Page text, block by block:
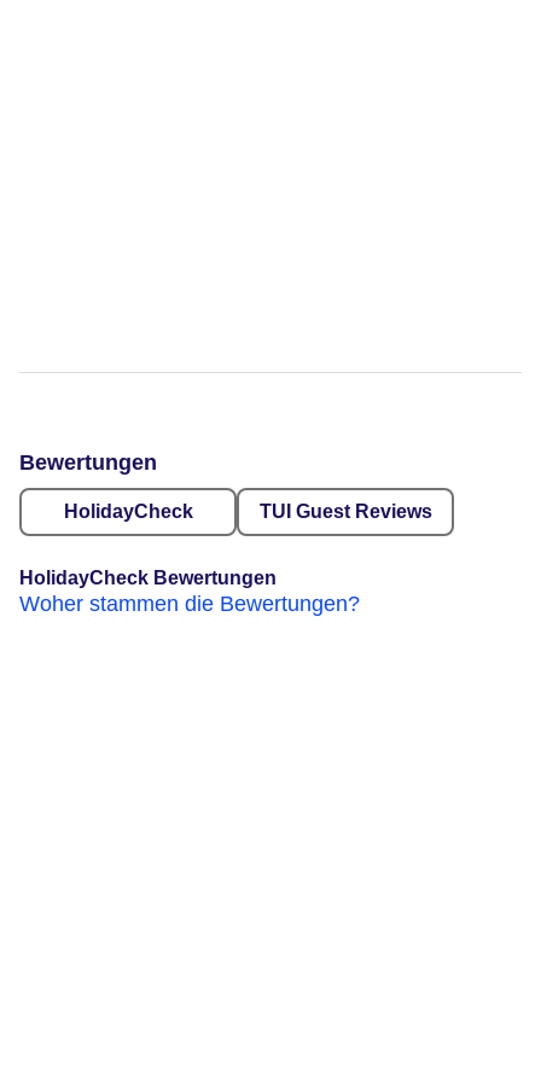
Bewertungen
HolidayCheck TUI Guest Reviews
HolidayCheck Bewertungen
Woher stammen die Bewertungen?